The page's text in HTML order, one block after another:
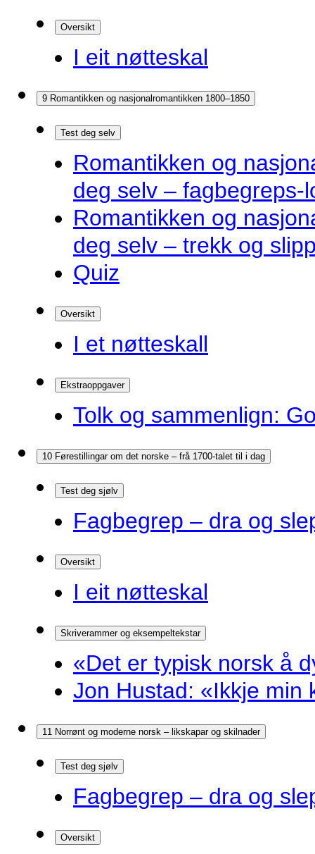
Oversikt
I eit nøtteskal
9 Romantikken og nasjonalromantikken 1800–1850
Test deg selv
Romantikken og
deg selv – fagbegreps-
Romantikken og
deg selv – trekk og
Quiz
Oversikt
I et nøtteskall
Ekstraoppgaver
Tolk og sammenlign:
10 Førestillingar om det norske – frå 1700-talet til i dag
Test deg sjølv
Fagbegrep – dra og
Oversikt
I eit nøtteskal
Skriverammer og eksempeltekstar
«Det er typisk norsk å
Jon Hustad: «Ikkje min
11 Norrønt og moderne norsk – likskapar og skilnader
Test deg sjølv
Fagbegrep – dra og
Oversikt